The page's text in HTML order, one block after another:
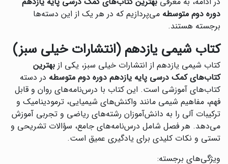
در ادامه، به معرفی بهترین کتاب‌های کمک درسی پایه یازدهم
دوره دوم متوسطه می‌پردازیم که در هر یک از این دسته‌ها
برجسته هستند.
کتاب شیمی یازدهم (انتشارات خیلی سبز)
کتاب شیمی یازدهم از انتشارات خیلی سبز، یکی از بهترین
کتاب‌های کمک درسی پایه یازدهم دوره دوم متوسطه در دسته
کتاب‌های آموزشی است. این کتاب با درس‌نامه‌های روان و قابل
فهم، مفاهیم شیمی مانند واکنش‌های شیمیایی، ترمودینامیک و
ترکیبات آلی را به دانش‌آموزان رشته‌های ریاضی و تجربی آموزش
می‌دهد. هر فصل شامل درس‌نامه‌های جامع، سؤالات تشریحی و
تستی و نکات کلیدی برای یادگیری عمیق است.
ویژگی‌های برجسته: